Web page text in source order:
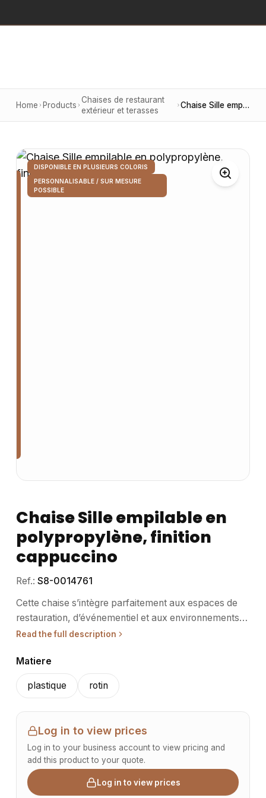
Home Products
Chaises de restaurant
extérieur et terasses
Chaise Sille empilable en polypropylène, finition cappuccino
DISPONIBLE EN PLUSIEURS COLORIS
PERSONNALISABLE / SUR MESURE
POSSIBLE
Chaise Sille empilable en
polypropylène, finition
cappuccino
Ref.: S8-0014761
Cette chaise s’intègre parfaitement aux espaces de
restauration, d’événementiel et aux environnements
de travail nécessitant une solution pratique et
usage intérieur comme extérieur, cette chaise répond
aux besoins des professionnels du secteur CHR et de
l’événementiel. Son design empilable facilite son
temporaires ou polyvalents. Sa robustesse assure
une utilisation régulière dans des contextes intensifs. •
Structure / matériaux : Conçue en polypropylène
recyclé, cette chaise affiche une finition cappuccino
Read the full description
Matiere
plastique rotin
Log in to view prices
Log in to your business account to view pricing and
add this product to your quote.
Log in to view prices